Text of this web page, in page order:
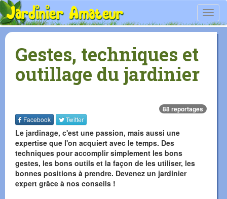
Gestes, techniques et
outillage du jardinier
88 reportages
Facebook Twitter
Le jardinage, c'est une passion, mais aussi une
expertise que l'on acquiert avec le temps. Des
techniques pour accomplir simplement les bons
gestes, les bons outils et la façon de les utiliser, les
bonnes positions à prendre. Devenez un jardinier
expert grâce à nos conseils !